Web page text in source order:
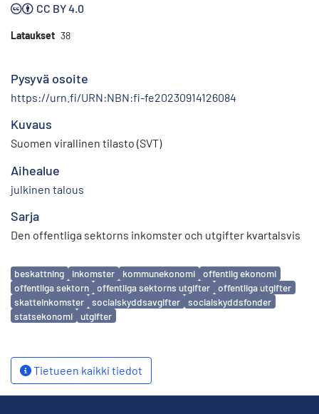
CC BY 4.0
Lataukset 38
Pysyvä osoite
https://urn.fi/URN:NBN:fi-fe20230914126084
Kuvaus
Suomen virallinen tilasto (SVT)
Aihealue
julkinen talous
Sarja
Den offentliga sektorns inkomster och utgifter kvartalsvis
Avainsanat
beskattning inkomster kommunekonomi
offentlig ekonomi
offentliga sektorn
offentliga sektorns utgifter
offentliga utgifter
skatteinkomster
socialskyddsavgifter
socialskyddsfonder
statsekonomi
utgifter
Tietueen kaikki tiedot